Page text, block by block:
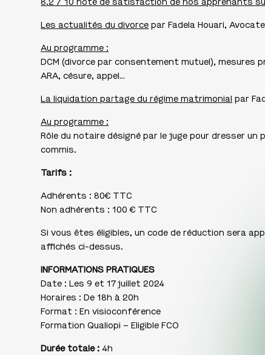
Les actualités du divorce par Fadela Houari,
Au programme :
DCM (divorce par consentement mutuel), mesures
ARA, césure, appel…
La liquidation partage du régime matrimonial par
Au programme :
Rôle du notaire désigné par le juge pour dresser
commis.
Tarifs :
Adhérents : 80€ TTC
Non adhérents : 100 € TTC
Si vous êtes éligibles, un code de réduction sera
affichés ci-dessus.
INFORMATIONS PRATIQUES
Date : Les 9 et 17 juillet 2024
Horaires : De 18h à 20h
Format : En visioconférence
Formation Qualiopi – Eligible FCO
Durée totale :4h